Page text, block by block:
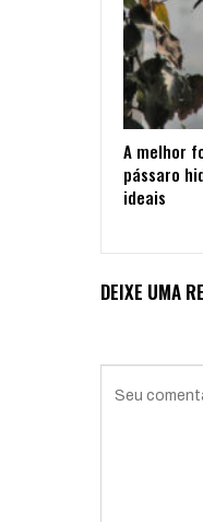
A melhor
pássaro
ideais
DEIXE UMA